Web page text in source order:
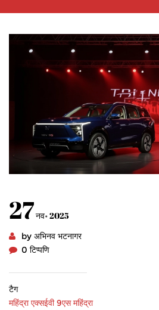
27नव॰ 2025
by अभिनव भटनागर
0 टिप्पणि
टैग
महिंद्रा एक्सईवी 9एस महिंद्रा